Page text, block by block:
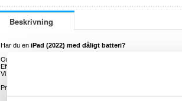
Beskrivning
Har du en iPad (2022) med dåligt batteri?
Om din iPad (2022) batteri har blivit svagt eller skadat kan vi
Eftersom batterierna slits ut med tiden, kan det bli nödvändigt
Vi förstår din besvikelse över att ditt gamla batteri är defekt
Priset för denna reparation innebär reparation +